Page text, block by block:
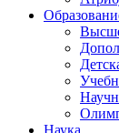
Наука